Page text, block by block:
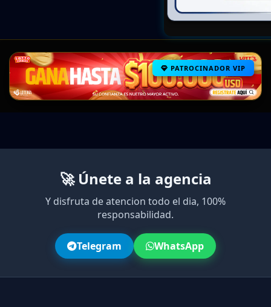
PATROCINADOR VIP
🚀 Únete a la agencia
Y disfruta de atencion todo el dia, 100%
responsabilidad.
Telegram WhatsApp